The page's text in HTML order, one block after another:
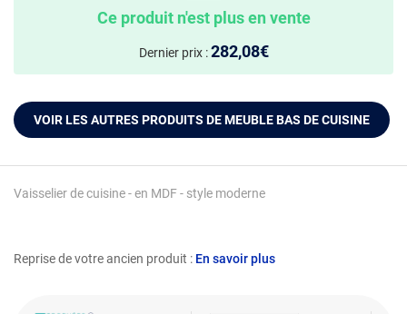
Reprise de votre ancien produit : En savoir plus
Vaisselier de cuisine - en MDF - style moderne
Ce produit n'est plus en vente
Dernier prix :282,08€
VOIR LES AUTRES PRODUITS DE MEUBLE BAS DE CUISINE